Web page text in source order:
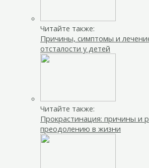
Читайте также:
Причины, симптомы и
отсталости у детей
Читайте также:
Прокрастинация: причины и
преодолению в жизни